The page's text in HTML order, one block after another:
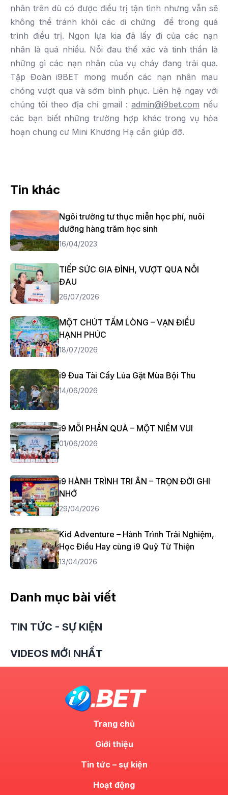
nhân trên dù có được điều trị tận tình nhưng vẫn sẽ
không thể tránh khỏi các di chứng để trong quá
trình điều trị. Ngọn lựa kia đã lấy đi của các nạn
nhân là quá nhiều. Nỗi đau thể xác và tinh thần là
những gì các nạn nhân của vụ cháy đang trải qua.
Tập Đoàn i9BET mong muốn các nạn nhân mau
chóng vượt qua và sớm bình phục. Liên hệ ngay với
chúng tôi theo địa chỉ gmail : admin@i9bet.com nếu
các bạn biết những trường hợp khác trong vụ hỏa
hoạn chung cư Mini Khương Hạ cần giúp đỡ.
Tin khác
Ngôi trường tư thục miễn học phí, nuôi
dưỡng hàng trăm học sinh
16/04/2023
TIẾP SỨC GIA ĐÌNH, VƯỢT QUA NỖI
ĐAU
26/07/2026
MỘT CHÚT TẤM LÒNG – VẠN ĐIỀU
HẠNH PHÚC
18/07/2026
i9 Đua Tài Cấy Lúa Gặt Mùa Bội Thu
14/06/2026
i9 MỖI PHẦN QUÀ – MỘT NIỀM VUI
01/06/2026
i9 HÀNH TRÌNH TRI ÂN – TRỌN ĐỜI GHI
NHỚ
29/04/2026
Kid Adventure – Hành Trình Trải Nghiệm,
Học Điều Hay cùng i9 Quỹ Từ Thiện
13/04/2026
Danh mục bài viết
TIN TỨC - SỰ KIỆN
VIDEOS MỚI NHẤT
Trang chủ
Giới thiệu
Tin tức – sự kiện
Hoạt động